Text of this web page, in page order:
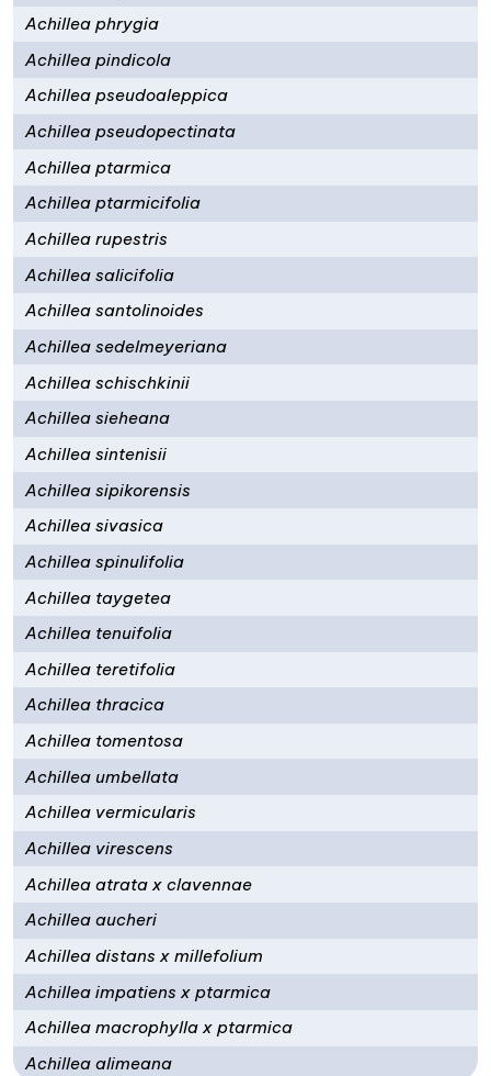
Achillea phrygia
Achillea pindicola
Achillea pseudoaleppica
Achillea pseudopectinata
Achillea ptarmica
Achillea ptarmicifolia
Achillea rupestris
Achillea salicifolia
Achillea santolinoides
Achillea sedelmeyeriana
Achillea schischkinii
Achillea sieheana
Achillea sintenisii
Achillea sipikorensis
Achillea sivasica
Achillea spinulifolia
Achillea taygetea
Achillea tenuifolia
Achillea teretifolia
Achillea thracica
Achillea tomentosa
Achillea umbellata
Achillea vermicularis
Achillea virescens
Achillea atrata x clavennae
Achillea aucheri
Achillea distans x millefolium
Achillea impatiens x ptarmica
Achillea macrophylla x ptarmica
Achillea alimeana